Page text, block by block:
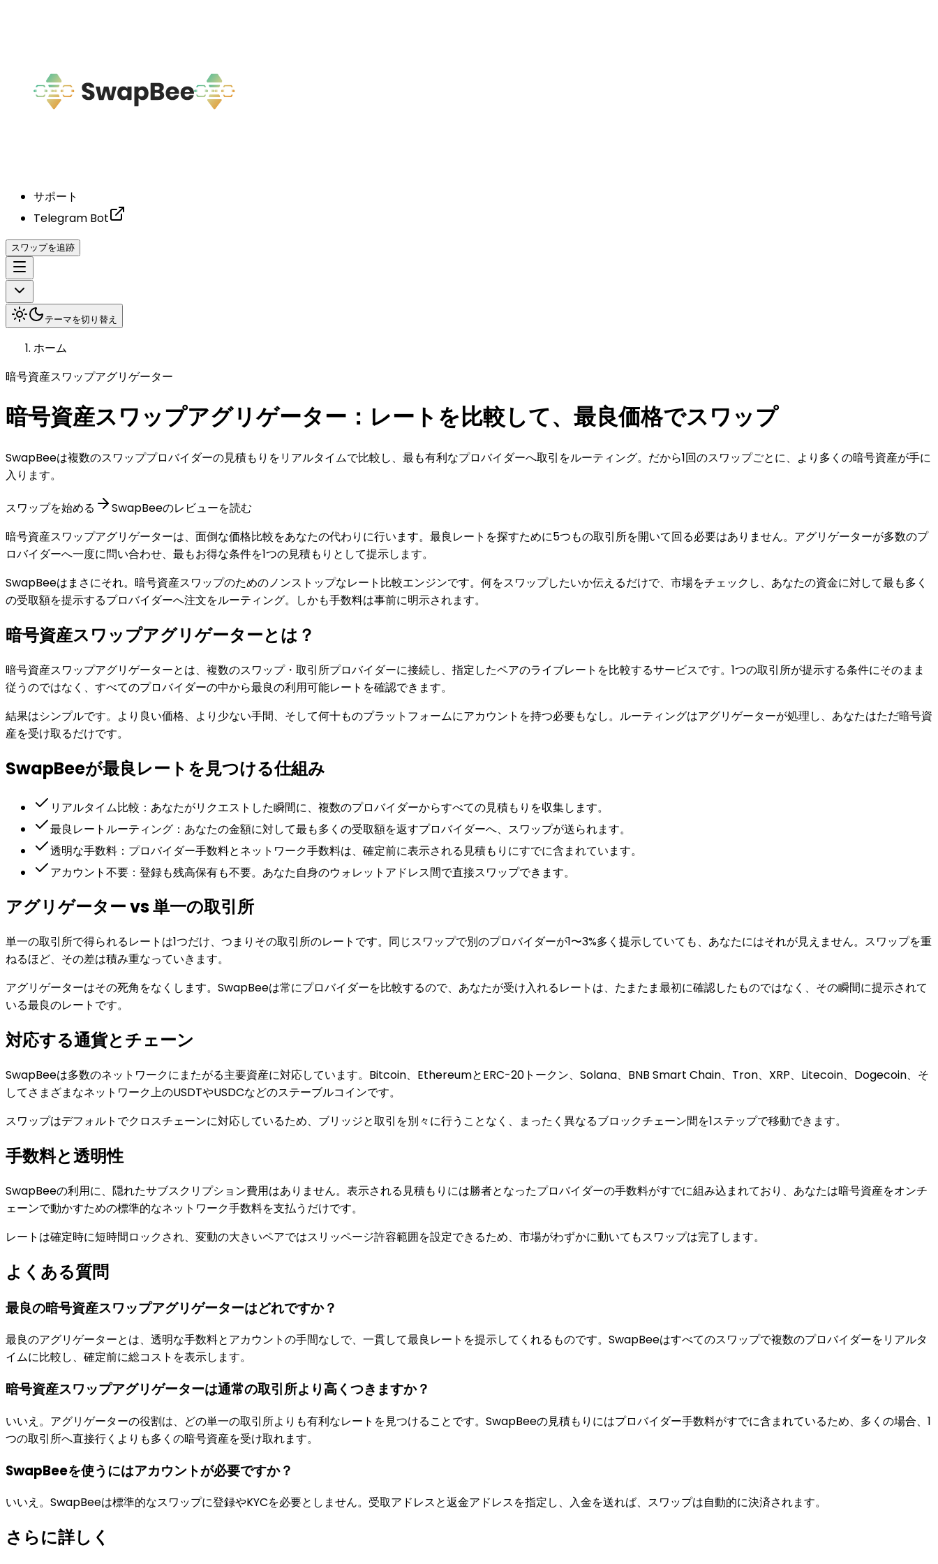
サポート
Telegram Bot
スワップを追跡
テーマを切り替え
ホーム
暗号資産スワップアグリゲーター
暗号資産スワップアグリゲーター：レートを比較して、最良価格でスワップ
SwapBeeは複数のスワッププロバイダーの見積もりをリアルタイムで比較し、最も有利なプロバイダーへ取引をルーティング。だから1回のスワップごとに、より多くの暗号資産が手に
入ります。
スワップを始める
SwapBeeのレビューを読む
暗号資産スワップアグリゲーターは、面倒な価格比較をあなたの代わりに行います。最良レートを探すために5つもの取引所を開いて回る必要はありません。アグリゲーターが多数のプ
ロバイダーへ一度に問い合わせ、最もお得な条件を1つの見積もりとして提示します。
SwapBeeはまさにそれ。暗号資産スワップのためのノンストップなレート比較エンジンです。何をスワップしたいか伝えるだけで、市場をチェックし、あなたの資金に対して最も多く
の受取額を提示するプロバイダーへ注文をルーティング。しかも手数料は事前に明示されます。
暗号資産スワップアグリゲーターとは？
暗号資産スワップアグリゲーターとは、複数のスワップ・取引所プロバイダーに接続し、指定したペアのライブレートを比較するサービスです。1つの取引所が提示する条件にそのまま
従うのではなく、すべてのプロバイダーの中から最良の利用可能レートを確認できます。
結果はシンプルです。より良い価格、より少ない手間、そして何十ものプラットフォームにアカウントを持つ必要もなし。ルーティングはアグリゲーターが処理し、あなたはただ暗号資
産を受け取るだけです。
SwapBeeが最良レートを見つける仕組み
リアルタイム比較：あなたがリクエストした瞬間に、複数のプロバイダーからすべての見積もりを収集します。
最良レートルーティング：あなたの金額に対して最も多くの受取額を返すプロバイダーへ、スワップが送られます。
透明な手数料：プロバイダー手数料とネットワーク手数料は、確定前に表示される見積もりにすでに含まれています。
アカウント不要：登録も残高保有も不要。あなた自身のウォレットアドレス間で直接スワップできます。
アグリゲーター vs 単一の取引所
単一の取引所で得られるレートは1つだけ、つまりその取引所のレートです。同じスワップで別のプロバイダーが1〜3%多く提示していても、あなたにはそれが見えません。スワップを重
ねるほど、その差は積み重なっていきます。
アグリゲーターはその死角をなくします。SwapBeeは常にプロバイダーを比較するので、あなたが受け入れるレートは、たまたま最初に確認したものではなく、その瞬間に提示されて
いる最良のレートです。
対応する通貨とチェーン
SwapBeeは多数のネットワークにまたがる主要資産に対応しています。Bitcoin、EthereumとERC-20トークン、Solana、BNB Smart Chain、Tron、XRP、Litecoin、Dogecoin、そ
してさまざまなネットワーク上のUSDTやUSDCなどのステーブルコインです。
スワップはデフォルトでクロスチェーンに対応しているため、ブリッジと取引を別々に行うことなく、まったく異なるブロックチェーン間を1ステップで移動できます。
手数料と透明性
SwapBeeの利用に、隠れたサブスクリプション費用はありません。表示される見積もりには勝者となったプロバイダーの手数料がすでに組み込まれており、あなたは暗号資産をオンチ
ェーンで動かすための標準的なネットワーク手数料を支払うだけです。
レートは確定時に短時間ロックされ、変動の大きいペアではスリッページ許容範囲を設定できるため、市場がわずかに動いてもスワップは完了します。
よくある質問
最良の暗号資産スワップアグリゲーターはどれですか？
最良のアグリゲーターとは、透明な手数料とアカウントの手間なしで、一貫して最良レートを提示してくれるものです。SwapBeeはすべてのスワップで複数のプロバイダーをリアルタ
イムに比較し、確定前に総コストを表示します。
暗号資産スワップアグリゲーターは通常の取引所より高くつきますか？
いいえ。アグリゲーターの役割は、どの単一の取引所よりも有利なレートを見つけることです。SwapBeeの見積もりにはプロバイダー手数料がすでに含まれているため、多くの場合、1
つの取引所へ直接行くよりも多くの暗号資産を受け取れます。
SwapBeeを使うにはアカウントが必要ですか？
いいえ。SwapBeeは標準的なスワップに登録やKYCを必要としません。受取アドレスと返金アドレスを指定し、入金を送れば、スワップは自動的に決済されます。
さらに詳しく